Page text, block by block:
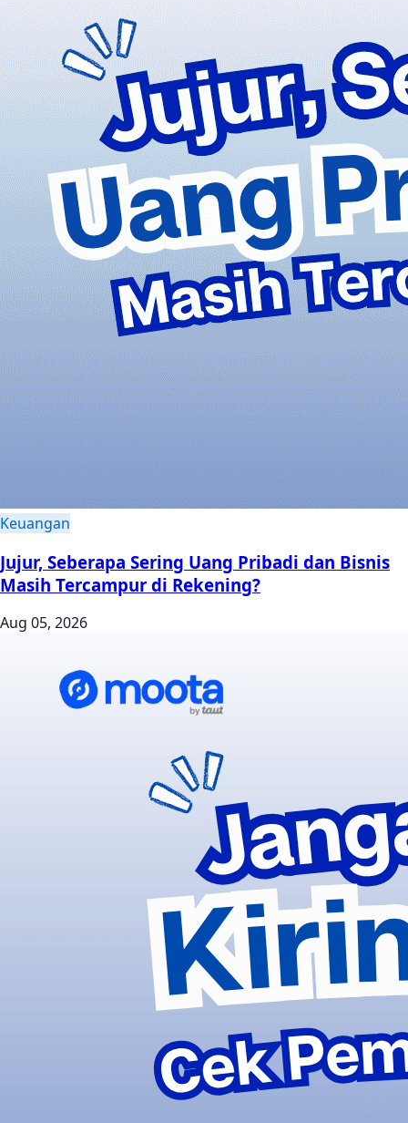
Keuangan
Jujur, Seberapa Sering Uang Pribadi dan Bisnis
Masih Tercampur di Rekening?
Aug 05, 2026